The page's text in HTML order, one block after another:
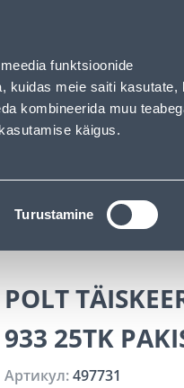
funktsioonide
kuidas meie saiti kasutate,
kombineerida muu
käigus.
Turustamine
Войти
Крепежные средства
POLT
933 25TK
Артикул:497731